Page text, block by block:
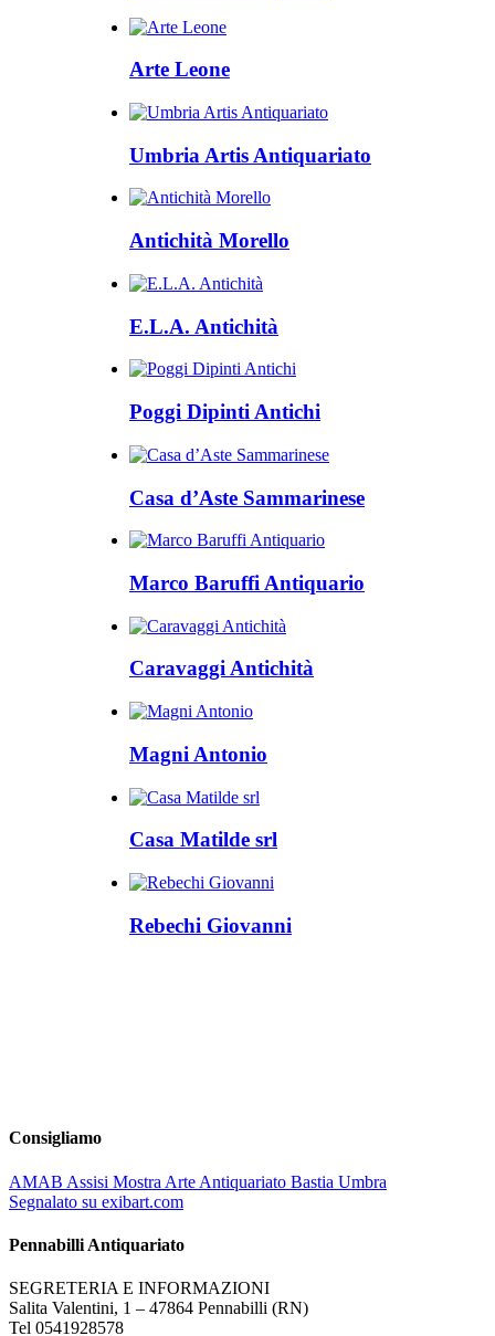
Arte Leone
Umbria Artis Antiquariato
Antichità Morello
E.L.A. Antichità
Poggi Dipinti Antichi
Casa d’Aste Sammarinese
Marco Baruffi Antiquario
Caravaggi Antichità
Magni Antonio
Casa Matilde srl
Rebechi Giovanni
Consigliamo
AMAB Assisi Mostra Arte Antiquariato Bastia Umbra
Segnalato su exibart.com
Pennabilli Antiquariato
SEGRETERIA E INFORMAZIONI
Salita Valentini, 1 – 47864 Pennabilli (RN)
Tel 0541928578